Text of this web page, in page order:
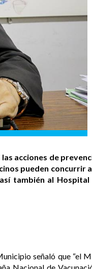
acciones de
pueden concurrir
también al Hospital
señaló que “el